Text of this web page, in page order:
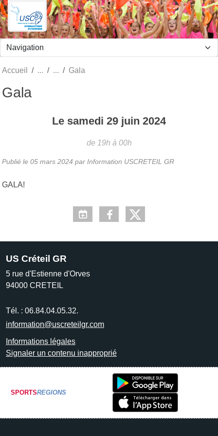
Accueil Gala
Gala
Le samedi 29 juin 2024
de 19h à 00h
Publié le 05 mars 2024 par Information USCRETEIL GR
GALA!
US Créteil GR
5 rue d'Estienne d'Orves
94000 CRETEIL
Tél. : 06.84.04.05.32.
information@uscreteilgr.com
Informations légales
Signaler un contenu inapproprié
SPORTSREGIONS
Panneau de gestion des cookies